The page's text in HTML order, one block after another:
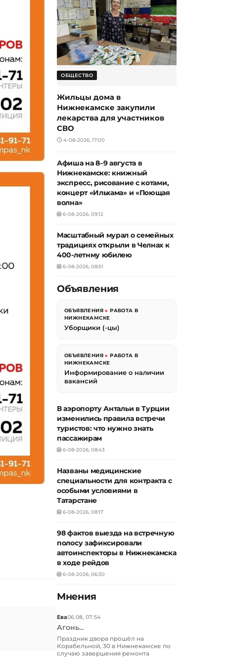
ОБЩЕСТВО
Жильцы дома в
Нижнекамске закупили
лекарства для участников
СВО
4-08-2026, 17:00
Афиша на 8–9 августа в
Нижнекамске: книжный
экспресс, рисование с котами,
концерт «Ильхама» и «Поющая
волна»
6-08-2026, 09:12
Масштабный мурал о семейных
традициях открыли в Челнах к
400-летнму юбилею
6-08-2026, 08:51
Объявления
ОБЪЯВЛЕНИЯ »РАБОТА В
НИЖНЕКАМСКЕ
Уборщики (-цы)
ОБЪЯВЛЕНИЯ »РАБОТА В
НИЖНЕКАМСКЕ
Информирование о наличии
вакансий
В аэропорту Антальи в Турции
изменились правила встречи
туристов: что нужно знать
пассажирам
6-08-2026, 08:43
Названы медицинские
специальности для контракта с
особыми условиями в
Татарстане
6-08-2026, 08:17
98 фактов выезда на встречную
полосу зафиксировали
автоинспекторы в Нижнекамска
в ходе рейдов
6-08-2026, 06:30
Мнения
Ева06.08, 07:54
Агонь...
Праздник двора прошёл на
Корабельной, 30 в Нижнекамске по
случаю завершения ремонта